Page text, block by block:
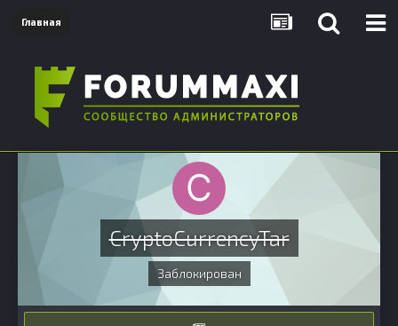
Главная
CryptoCurrencyTar
Заблокирован